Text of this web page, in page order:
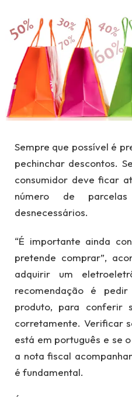
Sempre que possível é
pechinchar descontos.
consumidor deve ficar
número de
desnecessários.
“É importante ainda
pretende comprar”,
adquirir um
recomendação é
produto, para conferir
corretamente. Verificar
está em português e se
a nota fiscal
é fundamental.